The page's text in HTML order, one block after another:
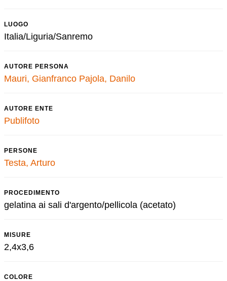
LUOGO
Italia/Liguria/Sanremo
AUTORE PERSONA
Mauri, Gianfranco Pajola, Danilo
AUTORE ENTE
Publifoto
PERSONE
Testa, Arturo
PROCEDIMENTO
gelatina ai sali d'argento/pellicola (acetato)
MISURE
2,4x3,6
COLORE